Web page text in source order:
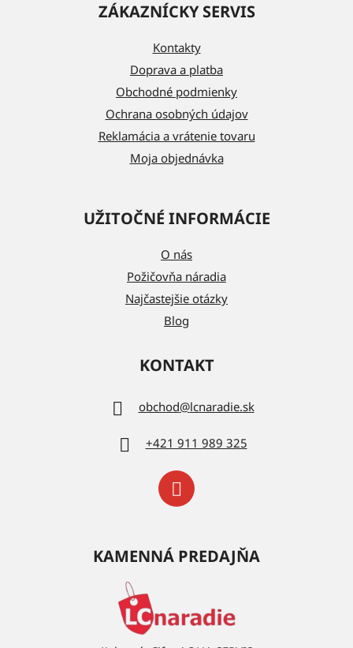
ZÁKAZNÍCKY SERVIS
Kontakty
Doprava a platba
Obchodné podmienky
Ochrana osobných údajov
Reklamácia a vrátenie tovaru
Moja objednávka
UŽITOČNÉ INFORMÁCIE
O nás
Požičovňa náradia
Najčastejšie otázky
Blog
KONTAKT
obchod@lcnaradie.sk
+421 911 989 325
KAMENNÁ PREDAJŇA